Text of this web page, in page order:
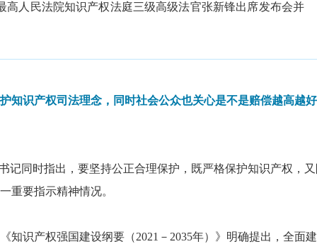
人民法院知识产权法庭三级高级法官张新锋出席发布会并
知识产权司法理念，同时社会公众也关心是不是赔偿越高越
记同时指出，要坚持公正合理保护，既严格保护知识产权，
重要指示精神情况。
识产权强国建设纲要（2021－2035年）》明确提出，全面